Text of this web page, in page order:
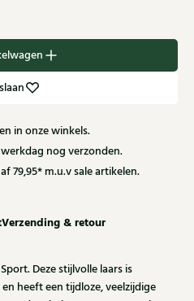
in onze winkels.
nog verzonden.
79,95* m.u.v sale artikelen.
Verzending & retour
Deze stijlvolle laars is
heeft een tijdloze, veelzijdige